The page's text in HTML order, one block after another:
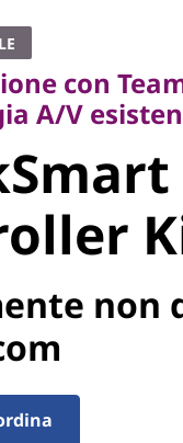
V esistente
con
A/V
non